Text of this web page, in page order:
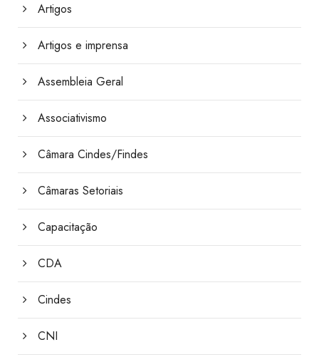
Artigos
Artigos e imprensa
Assembleia Geral
Associativismo
Câmara Cindes/Findes
Câmaras Setoriais
Capacitação
CDA
Cindes
CNI